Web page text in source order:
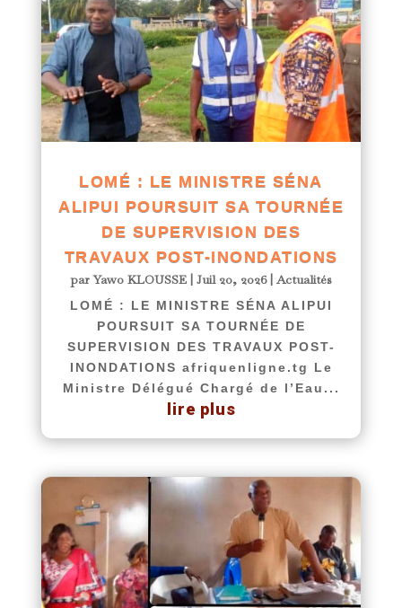
LOMÉ : LE MINISTRE SÉNA
ALIPUI POURSUIT SA TOURNÉE
DE SUPERVISION DES
TRAVAUX POST-INONDATIONS
parYawo KLOUSSE| Juil 20, 2026|Actualités
LOMÉ : LE MINISTRE SÉNA ALIPUI
POURSUIT SA TOURNÉE DE
SUPERVISION DES TRAVAUX POST-
INONDATIONS afriquenligne.tg Le
Ministre Délégué Chargé de l’Eau...
lire plus